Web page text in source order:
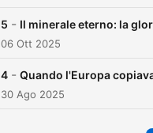
5 - Il minerale eterno: la
06 Ott 2025
4 - Quando l'Europa
30 Ago 2025